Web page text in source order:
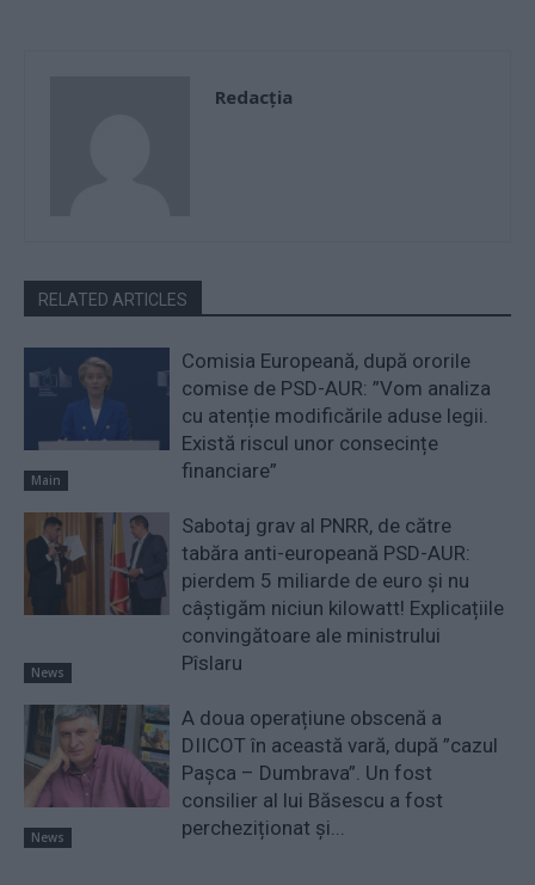
Redacţia
RELATED ARTICLES
Main
Comisia Europeană, după ororile
comise de PSD-AUR: ”Vom analiza
cu atenție modificările aduse legii.
Există riscul unor consecințe
financiare”
News
Sabotaj grav al PNRR, de către
tabăra anti-europeană PSD-AUR:
pierdem 5 miliarde de euro și nu
câștigăm niciun kilowatt! Explicațiile
convingătoare ale ministrului
Pîslaru
News
A doua operațiune obscenă a
DIICOT în această vară, după ”cazul
Pașca – Dumbrava”. Un fost
consilier al lui Băsescu a fost
percheziționat și...